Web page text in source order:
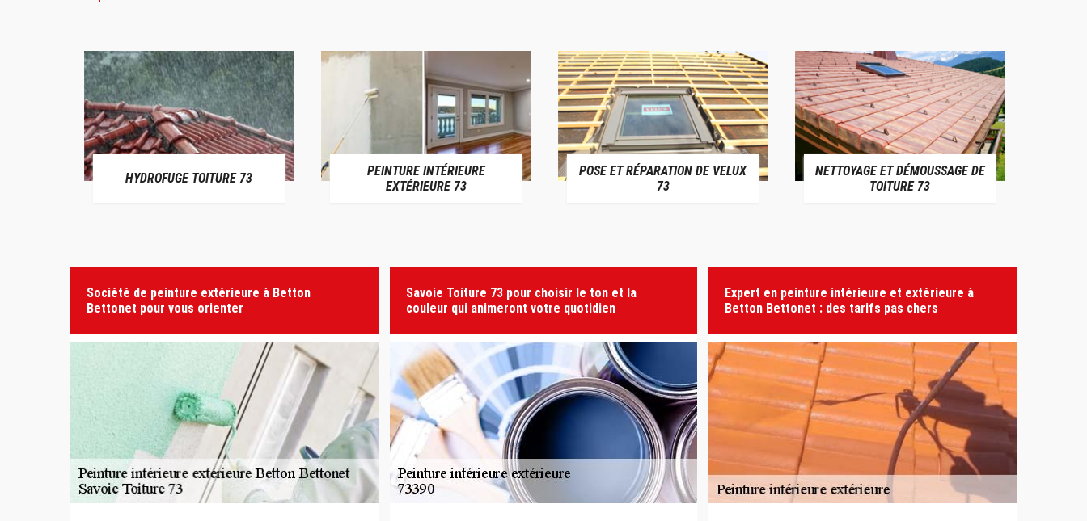
HYDROFUGE TOITURE 73
PEINTURE INTÉRIEURE
EXTÉRIEURE 73
POSE ET RÉPARATION DE VELUX
73
NETTOYAGE ET DÉMOUSSAGE DE
TOITURE 73
Société de peinture extérieure à Betton
Bettonet pour vous orienter
Savoie Toiture 73 pour choisir le ton et la
couleur qui animeront votre quotidien
Expert en peinture intérieure et extérieure à
Betton Bettonet : des tarifs pas chers